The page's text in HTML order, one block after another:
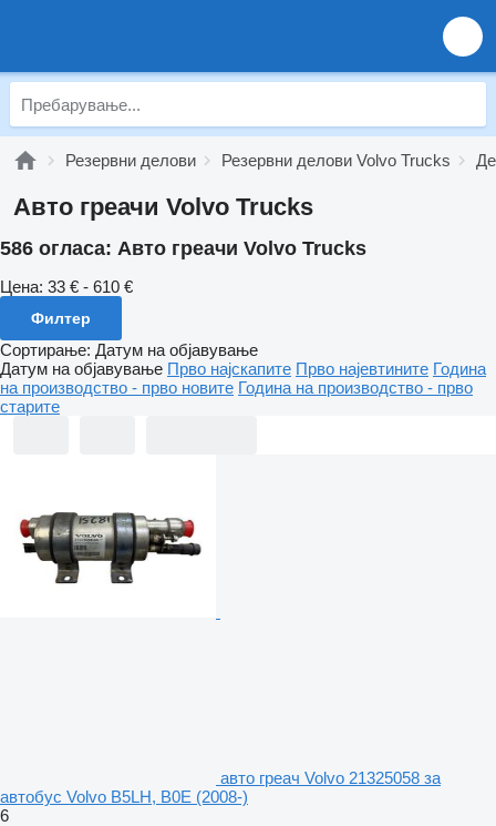
Резервни делови Резервни делови Volvo Trucks
Авто греачи Volvo Trucks
586 огласа: Авто греачи Volvo Trucks
Цена: 33 € - 610 €
Филтер
Сортирање: Датум на објавување
Датум на објавување Прво најскапите Прво најевтините Година
на производство - прво новите Година на производство - прво
старите
авто греач Volvo 21325058 за
автобус Volvo B5LH, B0E (2008-)
6